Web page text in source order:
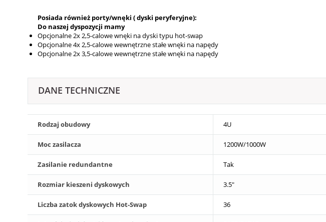
Posiada również porty/wnęki ( dyski peryferyjne):
Do naszej dyspozycji mamy
Opcjonalne 2x 2,5-calowe wnęki na dyski typu hot-swap
Opcjonalne 4x 2,5-calowe wewnętrzne stałe wnęki na napędy
Opcjonalne 2x 3,5-calowe wewnętrzne stałe wnęki na napędy
DANE TECHNICZNE
Rodzaj obudowy 4U
Moc zasilacza 1200W/1000W
Zasilanie redundantne Tak
Rozmiar kieszeni dyskowych 3.5"
Liczba zatok dyskowych Hot-Swap 36